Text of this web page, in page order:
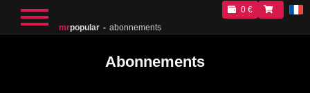
mrpopular abonnements
0 €
Abonnements